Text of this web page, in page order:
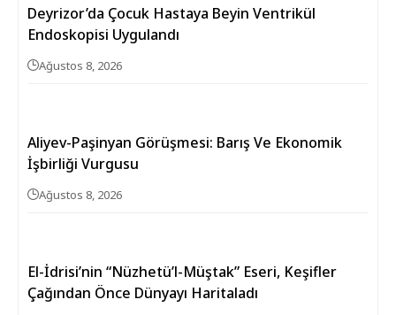
Deyrizor’da Çocuk Hastaya Beyin Ventrikül
Endoskopisi Uygulandı
Ağustos 8, 2026
Aliyev-Paşinyan Görüşmesi: Barış Ve Ekonomik
İşbirliği Vurgusu
Ağustos 8, 2026
El-İdrisi’nin “Nüzhetü’l-Müştak” Eseri, Keşifler
Çağından Önce Dünyayı Haritaladı